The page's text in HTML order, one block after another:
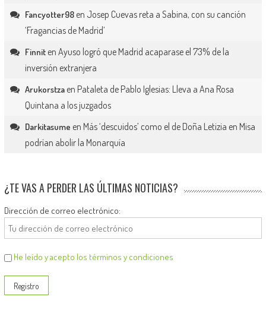
Fancyotter98en Josep Cuevas reta a Sabina, con su canción
‘Fragancias de Madrid’
Finniten Ayuso logró que Madrid acaparase el 73% de la
inversión extranjera
Arukorstzaen Pataleta de Pablo Iglesias: Lleva a Ana Rosa
Quintana a los juzgados
Darkitasume en Más ‘descuidos’ como el de Doña Letizia en Misa
podrían abolir la Monarquía
¿TE VAS A PERDER LAS ÚLTIMAS NOTICIAS?
Dirección de correo electrónico:
He leído y acepto los términos y condiciones